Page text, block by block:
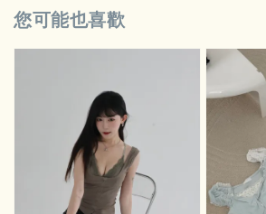
您可能也喜歡